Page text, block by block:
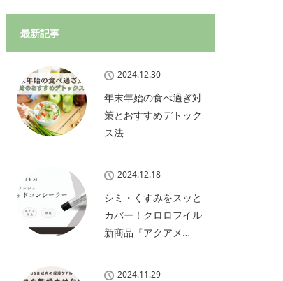
最新記事
2024.12.30
年末年始の食べ過ぎ対
策とおすすめデトック
ス法
2024.12.18
シミ・くすみをスッと
カバー！クロロフイル
新商品『アクアメ…
2024.11.29